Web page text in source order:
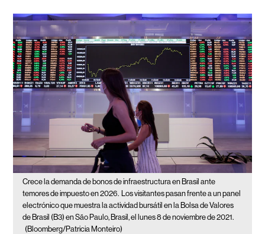
Crece la demanda de bonos de infraestructura en Brasil ante
temores de impuesto en 2026.
Los visitantes pasan frente a un panel
electrónico que muestra la actividad bursátil en la Bolsa de Valores
de Brasil (B3) en São Paulo, Brasil, el lunes 8 de noviembre de 2021.
(Bloomberg/Patricia Monteiro)